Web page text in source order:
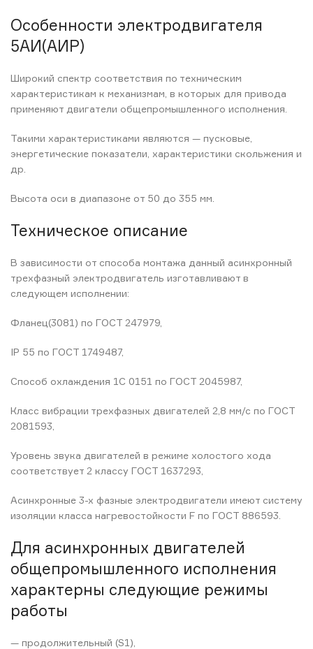
Особенности электродвигателя
5АИ(АИР)
Широкий спектр соответствия по техническим
характеристикам к механизмам, в которых для привода
применяют двигатели общепромышленного исполнения.
Такими характеристиками являются — пусковые,
энергетические показатели, характеристики скольжения и
др.
Высота оси в диапазоне от 50 до 355 мм.
Техническое описание
В зависимости от способа монтажа данный асинхронный
трехфазный электродвигатель изготавливают в
следующем исполнении:
Фланец(3081) по ГОСТ 247979,
IP 55 по ГОСТ 1749487,
Способ охлаждения 1С 0151 по ГОСТ 2045987,
Класс вибрации трехфазных двигателей 2,8 мм/с по ГОСТ
2081593,
Уровень звука двигателей в режиме холостого хода
соответствует 2 классу ГОСТ 1637293,
Асинхронные 3-х фазные электродвигатели имеют систему
изоляции класса нагревостойкости F по ГОСТ 886593.
Для асинхронных двигателей
общепромышленного исполнения
характерны следующие режимы
работы
— продолжительный (S1),